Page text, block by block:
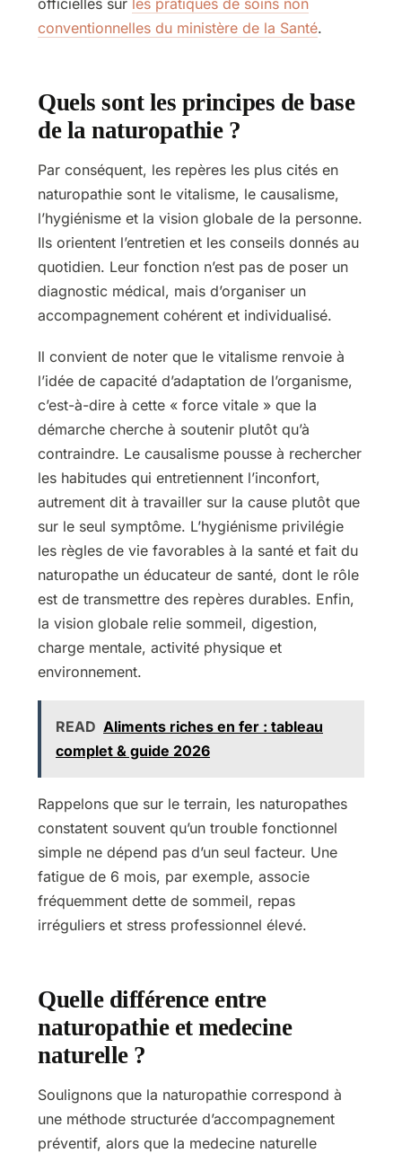
officielles sur les pratiques de soins non
conventionnelles du ministère de la Santé.
Quels sont les principes de base
de la naturopathie ?
Par conséquent, les repères les plus cités en
naturopathie sont le vitalisme, le causalisme,
l’hygiénisme et la vision globale de la personne.
Ils orientent l’entretien et les conseils donnés au
quotidien. Leur fonction n’est pas de poser un
diagnostic médical, mais d’organiser un
accompagnement cohérent et individualisé.
Il convient de noter que le vitalisme renvoie à
l’idée de capacité d’adaptation de l’organisme,
c’est-à-dire à cette « force vitale » que la
démarche cherche à soutenir plutôt qu’à
contraindre. Le causalisme pousse à rechercher
les habitudes qui entretiennent l’inconfort,
autrement dit à travailler sur la cause plutôt que
sur le seul symptôme. L’hygiénisme privilégie
les règles de vie favorables à la santé et fait du
naturopathe un éducateur de santé, dont le rôle
est de transmettre des repères durables. Enfin,
la vision globale relie sommeil, digestion,
charge mentale, activité physique et
environnement.
READ Aliments riches en fer : tableau
complet & guide 2026
Rappelons que sur le terrain, les naturopathes
constatent souvent qu’un trouble fonctionnel
simple ne dépend pas d’un seul facteur. Une
fatigue de 6 mois, par exemple, associe
fréquemment dette de sommeil, repas
irréguliers et stress professionnel élevé.
Quelle différence entre
naturopathie et medecine
naturelle ?
Soulignons que la naturopathie correspond à
une méthode structurée d’accompagnement
préventif, alors que la medecine naturelle